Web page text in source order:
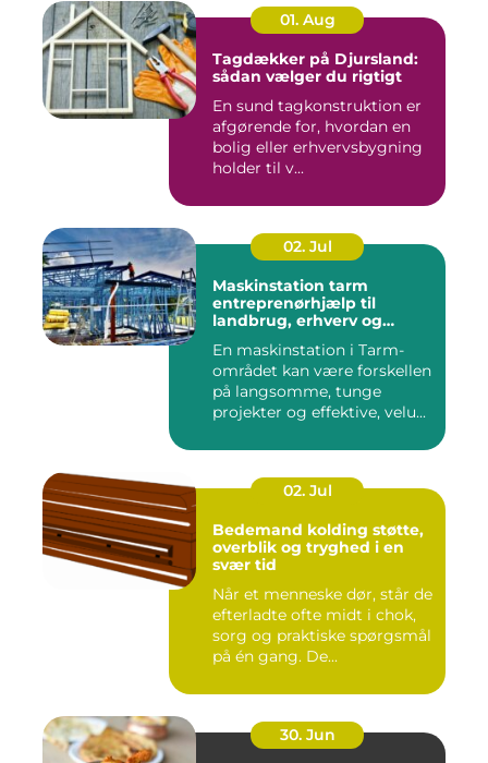
01. Aug
Tagdækker på Djursland:
sådan vælger du rigtigt
En sund tagkonstruktion er
afgørende for, hvordan en
bolig eller erhvervsbygning
holder til v...
02. Jul
Maskinstation tarm
entreprenørhjælp til
landbrug, erhverv og
En maskinstation i Tarm-
området kan være forskellen
på langsomme, tunge
projekter og effektive, velu...
02. Jul
Bedemand kolding støtte,
overblik og tryghed i en
svær tid
Når et menneske dør, står de
efterladte ofte midt i chok,
sorg og praktiske spørgsmål
på én gang. De...
30. Jun